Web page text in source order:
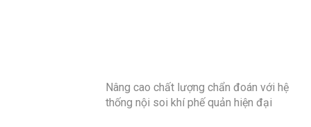
Nâng cao chất lượng chẩn đoán với hệ
thống nội soi khí phế quản hiện đại